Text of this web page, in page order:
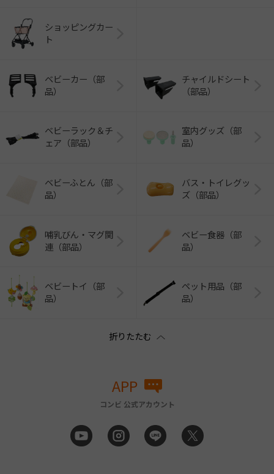
ショッピングカー
ト
ベビーカー（部
品）
チャイルドシート
（部品）
ベビーラック＆チ
ェア（部品）
室内グッズ（部
品）
ベビーふとん（部
品）
バス・トイレグッ
ズ（部品）
哺乳びん・マグ関
連（部品）
ベビー食器（部
品）
ベビートイ（部
品）
ペット用品（部
品）
APP
コンビ 公式アカウント